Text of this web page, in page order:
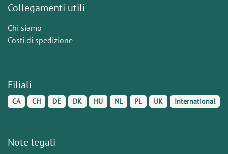
Collegamenti utili
Chi siamo
Costi di spedizione
Filiali
CA CH DE DK HU NL PL UK International
Note legali